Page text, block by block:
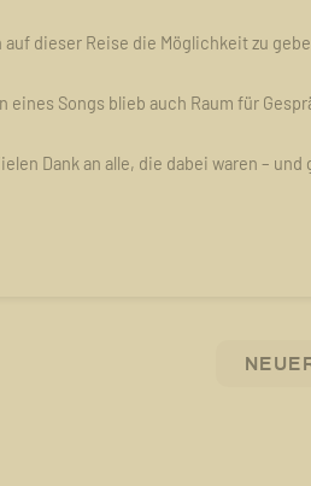
dieser Reise die Möglichkeit zu
Songs blieb auch Raum für
Dank an alle, die dabei waren – und